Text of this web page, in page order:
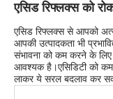
एसिड रिफ्लक्स को
एसिड रिफ्लक्स से आपको
आपकी उत्पादकता भी
संभावना को कम करने के
आवश्यक है।एसिडिटी को
लाकर ये सरल बदलाव कर